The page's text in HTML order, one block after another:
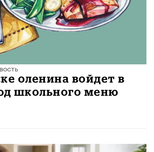
оленина войдет в
школьного меню